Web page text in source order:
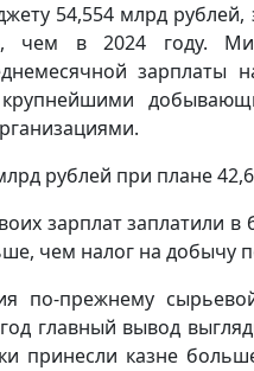
54,554 млрд рублей,
чем в 2024 году.
зарплаты
крупнейшими
рублей при плане
зарплат заплатили
чем налог на добычу
по-прежнему
главный вывод
принесли казне